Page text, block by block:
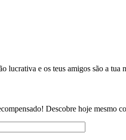
lucrativa e os teus amigos são a tua
Descobre hoje mesmo